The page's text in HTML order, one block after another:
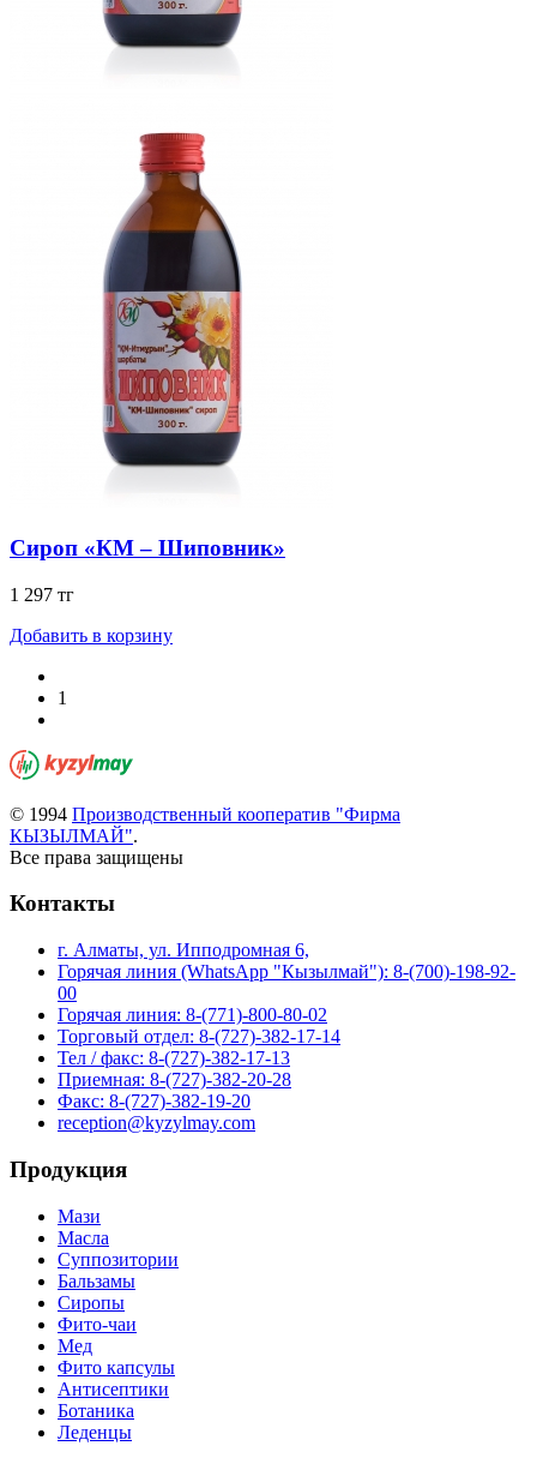
Сироп «КМ – Шиповник»
1 297 тг
Добавить в корзину
1
© 1994 Производственный кооператив "Фирма
КЫЗЫЛМАЙ".
Все права защищены
Контакты
г. Алматы, ул. Ипподромная 6,
Горячая линия (WhatsApp "Кызылмай"): 8-(700)-198-92-
00
Горячая линия: 8-(771)-800-80-02
Торговый отдел: 8-(727)-382-17-14
Тел / факс: 8-(727)-382-17-13
Приемная: 8-(727)-382-20-28
Факс: 8-(727)-382-19-20
reception@kyzylmay.com
Продукция
Мази
Масла
Суппозитории
Бальзамы
Сиропы
Фито-чаи
Мед
Фито капсулы
Антисептики
Ботаника
Леденцы